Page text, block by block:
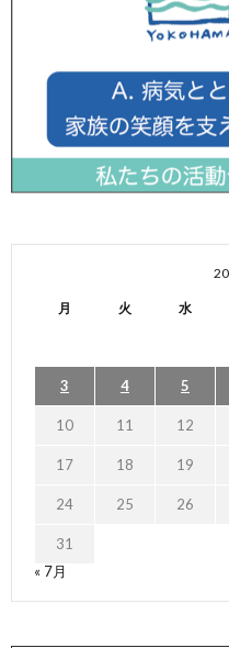
月 火 水
3 4 5
10 11 12
17 18 19
24 25 26
31
« 7月